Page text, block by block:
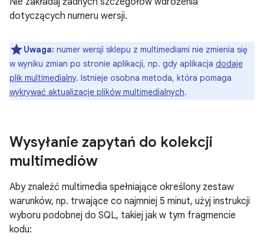
dotyczących numeru wersji.
Uwaga: numer wersji sklepu z multimediami nie zmienia się
w wyniku zmian po stronie aplikacji, np. gdy aplikacja dodaje
plik multimedialny. Istnieje osobna metoda, która pomaga
wykrywać aktualizacje plików multimedialnych.
Wysyłanie zapytań do kolekcji
multimediów
Aby znaleźć multimedia spełniające określony zestaw
warunków, np. trwające co najmniej 5 minut, użyj instrukcji
wyboru podobnej do SQL, takiej jak w tym fragmencie
kodu: